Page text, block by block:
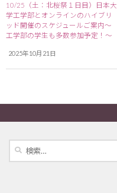
10/25（土：北桜祭１日目）日本大
学工学部とオンラインのハイブリ
ッド開催のスケジュールご案内～
工学部の学生も多数参加予定！〜
2025年10月21日